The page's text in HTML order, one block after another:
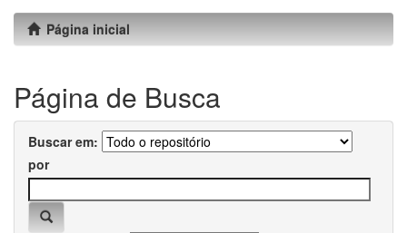
Página inicial
Página de Busca
Buscar em:
por